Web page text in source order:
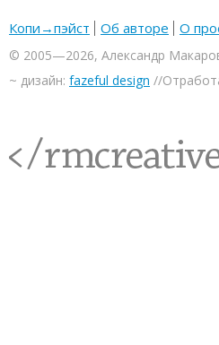
Копи→пэйст Об авторе О
© 2005—2026, Александр
~ дизайн: fazeful design //
<rmcreative/>